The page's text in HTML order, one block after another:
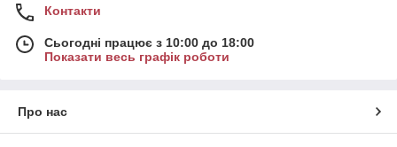
Контакти
Сьогодні працює з 10:00 до 18:00
Показати весь графік роботи
Про нас